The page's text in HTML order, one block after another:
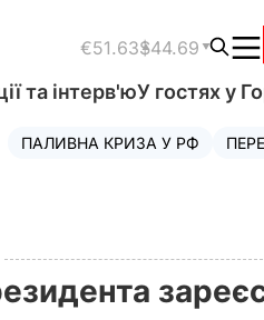
€51.63$44.69
та інтерв'юУ гостях у
ПАЛИВНА КРИЗА У РФ